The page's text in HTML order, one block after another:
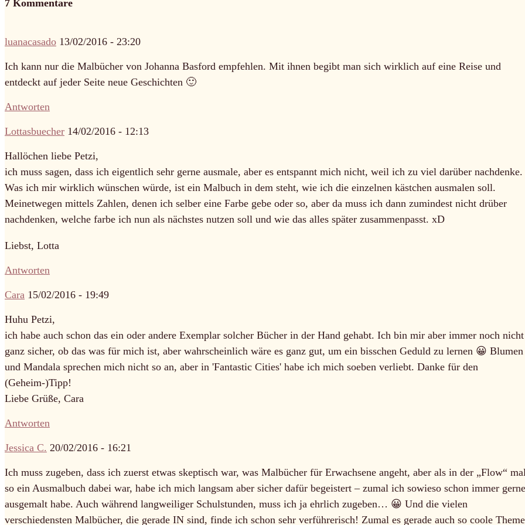
7 Kommentare
luanacasado 13/02/2016 - 23:20
Ich kann nur die Malbücher von Johanna Basford empfehlen. Mit ihnen begibt man sich wirklich auf eine Reise und
entdeckt auf jeder Seite neue Geschichten 🙂
Antworten
Lottasbuecher 14/02/2016 - 12:13
Hallöchen liebe Petzi,
ich muss sagen, dass ich eigentlich sehr gerne ausmale, aber es entspannt mich nicht, weil ich zu viel darüber nachdenke.
Was ich mir wirklich wünschen würde, ist ein Malbuch in dem steht, wie ich die einzelnen kästchen ausmalen soll.
Meinetwegen mittels Zahlen, denen ich selber eine Farbe gebe oder so, aber da muss ich dann zumindest nicht drüber
nachdenken, welche farbe ich nun als nächstes nutzen soll und wie das alles später zusammenpasst. xD
Liebst, Lotta
Antworten
Cara 15/02/2016 - 19:49
Huhu Petzi,
ich habe auch schon das ein oder andere Exemplar solcher Bücher in der Hand gehabt. Ich bin mir aber immer noch nicht
ganz sicher, ob das was für mich ist, aber wahrscheinlich wäre es ganz gut, um ein bisschen Geduld zu lernen 😀 Blumen
und Mandala sprechen mich nicht so an, aber in 'Fantastic Cities' habe ich mich soeben verliebt. Danke für den
(Geheim-)Tipp!
Liebe Grüße, Cara
Antworten
Jessica C. 20/02/2016 - 16:21
Ich muss zugeben, dass ich zuerst etwas skeptisch war, was Malbücher für Erwachsene angeht, aber als in der „Flow“ mal
so ein Ausmalbuch dabei war, habe ich mich langsam aber sicher dafür begeistert – zumal ich sowieso schon immer gerne
ausgemalt habe. Auch während langweiliger Schulstunden, muss ich ja ehrlich zugeben… 😀 Und die vielen
verschiedensten Malbücher, die gerade IN sind, finde ich schon sehr verführerisch! Zumal es gerade auch so coole